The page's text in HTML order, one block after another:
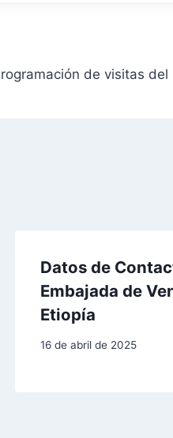
de visitas
Datos de
Embajada de
Etiopía
16 de abril de 2025